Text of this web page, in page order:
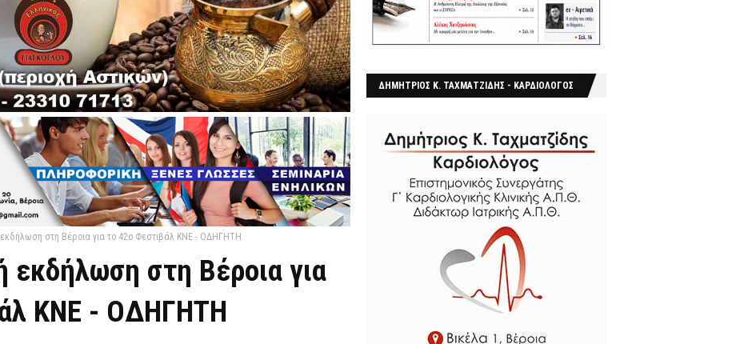
στη Βέροια για το 42ο Φεστιβάλ ΚΝΕ - ΟΔΗΓΗΤΗ
εκδήλωση στη Βέροια για
ΚΝΕ - ΟΔΗΓΗΤΗ
ΔΗΜΗΤΡΙΟΣ Κ. ΤΑΧΜΑΤΖΙΔΗΣ - ΚΑΡΔΙΟΛΟΓΟΣ